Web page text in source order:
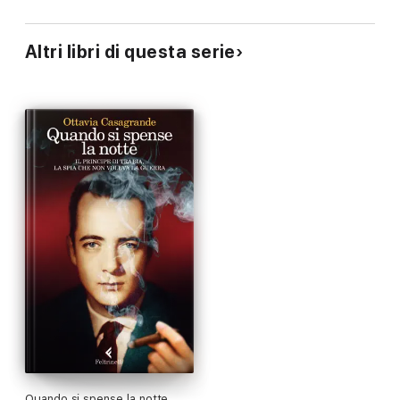
Altri libri di questa serie